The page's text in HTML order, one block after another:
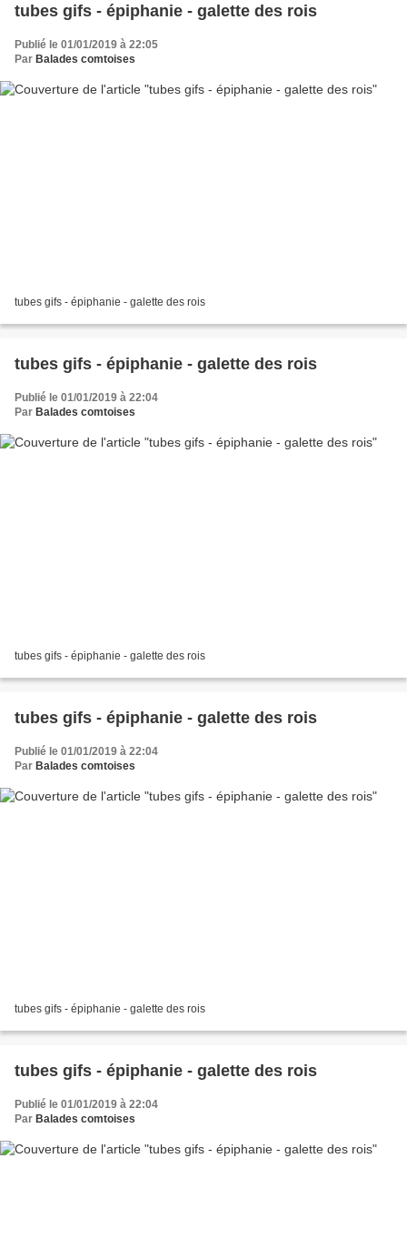
tubes gifs - épiphanie - galette des rois
Publié le 01/01/2019 à 22:05
Par Balades comtoises
tubes gifs - épiphanie - galette des rois
tubes gifs - épiphanie - galette des rois
Publié le 01/01/2019 à 22:04
Par Balades comtoises
tubes gifs - épiphanie - galette des rois
tubes gifs - épiphanie - galette des rois
Publié le 01/01/2019 à 22:04
Par Balades comtoises
tubes gifs - épiphanie - galette des rois
tubes gifs - épiphanie - galette des rois
Publié le 01/01/2019 à 22:04
Par Balades comtoises